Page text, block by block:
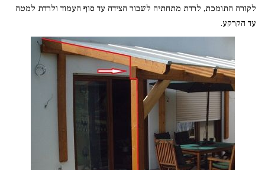
לקורה התומכת, לרדת מתחתיה לשבור הצידה עד סוף העמוד ולרדת למטה
עד הקרקע.